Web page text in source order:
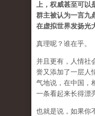
上，权威甚至可以
群主被认为一言九
在虚拟世界发扬光
真理呢？谁在乎。
并且更有，人情社
誉又添加了一层人
气地说，在中国，
一条看起来长得漂
也就是说，如果你